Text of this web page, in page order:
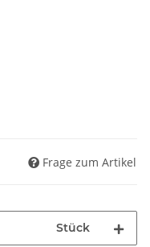
Frage zum Artikel
Stück